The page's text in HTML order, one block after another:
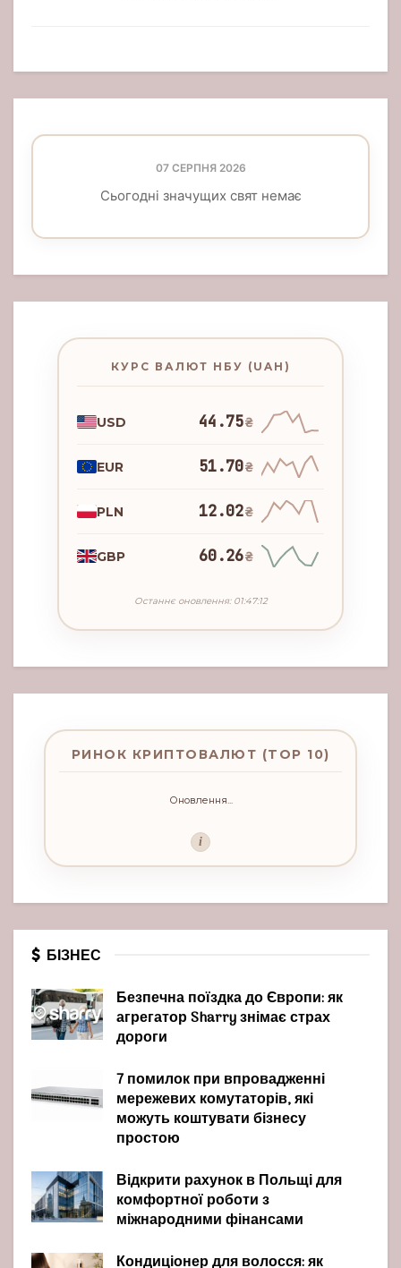
07 СЕРПНЯ 2026
Сьогодні значущих свят немає
КУРС ВАЛЮТ НБУ (UAH)
USD 44.75₴
EUR 51.70₴
PLN 12.02₴
GBP 60.26₴
Останнє оновлення: 01:47:12
РИНОК КРИПТОВАЛЮТ (TOP 10)
Оновлення...
i
БІЗНЕС
Безпечна поїздка до Європи: як
агрегатор Sharry знімає страх
дороги
7 помилок при впровадженні
мережевих комутаторів, які
можуть коштувати бізнесу
простою
Відкрити рахунок в Польщі для
комфортної роботи з
міжнародними фінансами
Кондиціонер для волосся: як